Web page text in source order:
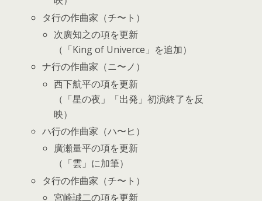
タ行の作曲家（チ〜ト）
次廣知之の項を更新
（「King of Univerce」を追加）
ナ行の作曲家（ニ〜ノ）
西下航平の項を更新
（「星の夜」「出発」初演終了を反
映）
ハ行の作曲家（ハ〜ヒ）
廣瀬量平の項を更新
（「雲」に加筆）
タ行の作曲家（チ〜ト）
宮崎誠二の項を更新